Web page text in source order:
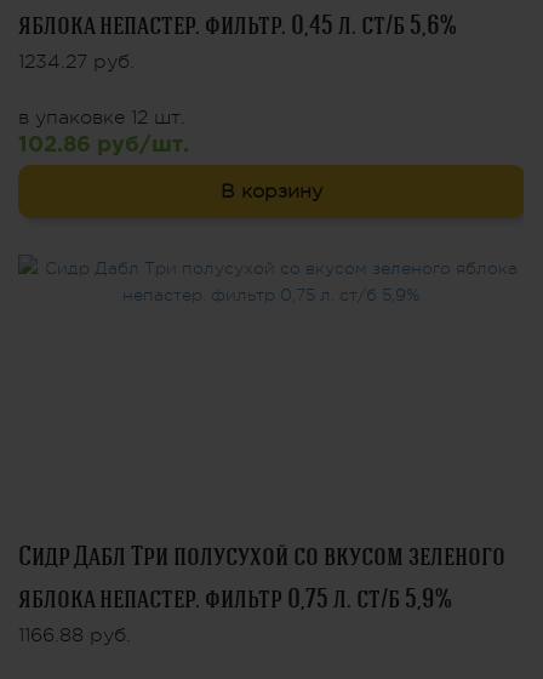
яблока непастер. фильтр. 0,45 л. ст/б 5,6%
1234.27 руб.
в упаковке 12 шт.
102.86 руб/шт.
В корзину
Сидр Дабл Три полусухой со вкусом зеленого
яблока непастер. фильтр 0,75 л. ст/б 5,9%
1166.88 руб.